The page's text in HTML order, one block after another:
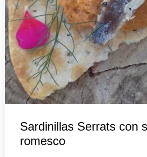
Sardinillas Serrats con
romesco